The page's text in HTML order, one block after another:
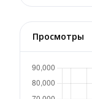
Просмотры